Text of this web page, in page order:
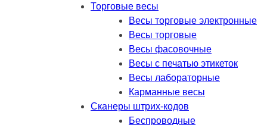
Торговые весы
Весы торговые электронные
Весы торговые
Весы фасовочные
Весы с печатью этикеток
Весы лабораторные
Карманные весы
Сканеры штрих-кодов
Беспроводные